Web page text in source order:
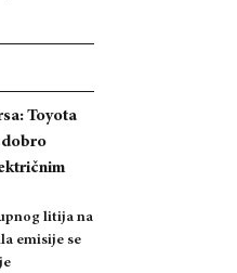
Toyota
dobro
litija na
emisije se